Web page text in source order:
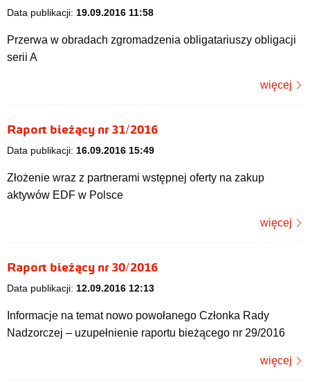
Data publikacji: 19.09.2016 11:58
Przerwa w obradach zgromadzenia obligatariuszy obligacji
serii A
więcej
Raport bieżący nr 31/2016
Data publikacji: 16.09.2016 15:49
Złożenie wraz z partnerami wstępnej oferty na zakup
aktywów EDF w Polsce
więcej
Raport bieżący nr 30/2016
Data publikacji: 12.09.2016 12:13
Informacje na temat nowo powołanego Członka Rady
Nadzorczej – uzupełnienie raportu bieżącego nr 29/2016
więcej